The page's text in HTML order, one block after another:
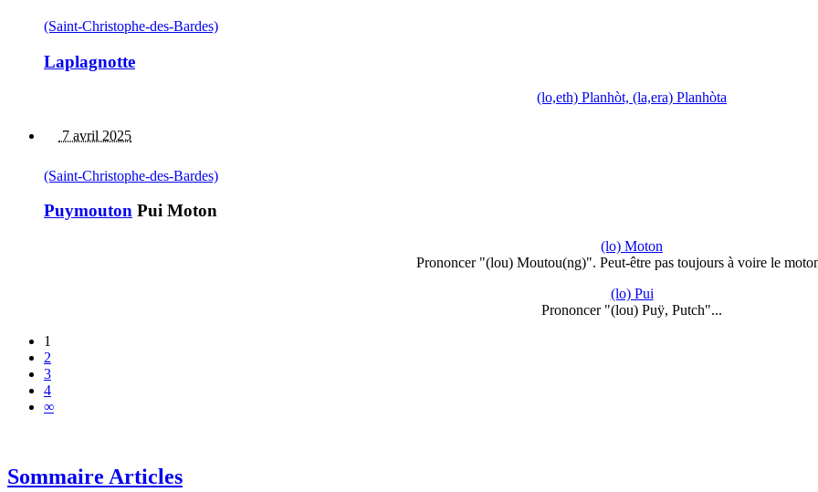
(Saint-Christophe-des-Bardes)
Laplagnotte
(lo,eth) Planhòt, (la,era) Planhòta
7 avril 2025
(Saint-Christophe-des-Bardes)
Puymouton Pui Moton
(lo) Moton
Prononcer "(lou) Moutou(ng)". Peut-être pas toujours à voire le
(lo) Pui
Prononcer "(lou) Puÿ, Putch"...
1
2
3
4
∞
Sommaire Articles